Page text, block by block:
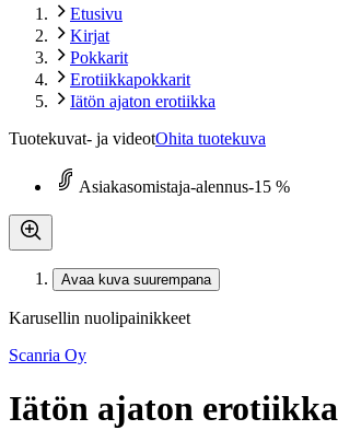
Etusivu
Kirjat
Pokkarit
Erotiikkapokkarit
Iätön ajaton erotiikka
Tuotekuvat- ja videotOhita tuotekuva
Asiakasomistaja-alennus-15 %
Avaa kuva suurempana
Karusellin nuolipainikkeet
Scanria Oy
Iätön ajaton erotiikka